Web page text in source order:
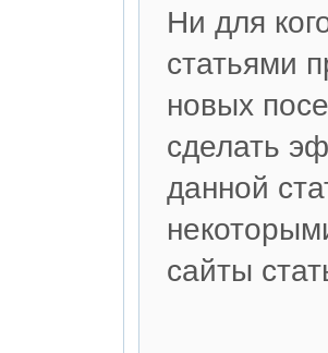
Ни для
статьями
новых
сделать
данной
сайты